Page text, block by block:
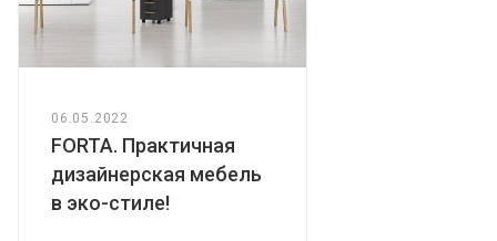
06.05.2022
FORTA. Практичная
дизайнерская мебель
в эко-стиле!